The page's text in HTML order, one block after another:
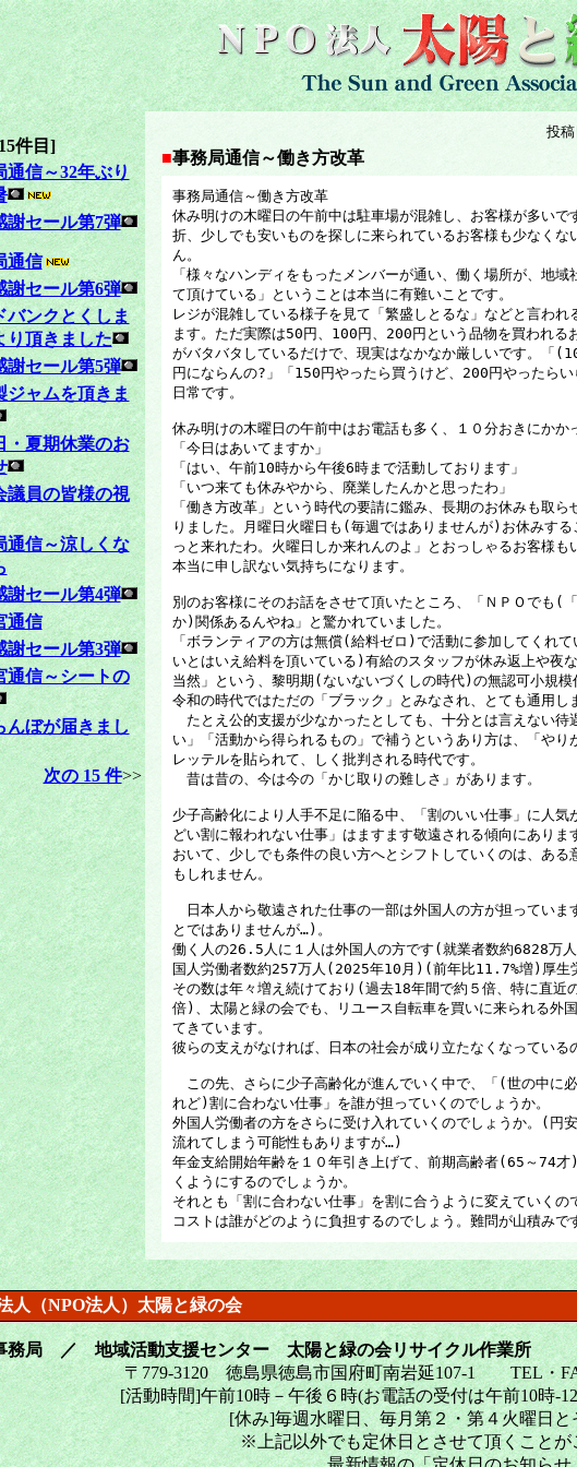
件目]
通信～32年ぶり
謝セール第7弾
通信
謝セール第6弾
バンクとくしま
り頂きました
謝セール第5弾
ジャムを頂きま
・夏期休業のお
議員の皆様の視
通信～涼しくな
謝セール第4弾
通信
謝セール第3弾
通信～シートの
んぼが届きまし
次の 15 件>>
投稿
■事務局通信～働き方改革
事務局通信～働き方改革
休み明けの木曜日の午前中は駐車場が混雑し、お客様が多いで
折、少しでも安いものを探しに来られているお客様も少なくな
ん。
「様々なハンディをもったメンバーが通い、働く場所が、地域
て頂けている」ということは本当に有難いことです。
レジが混雑している様子を見て「繁盛しとるな」などと言われ
ます。ただ実際は50円、100円、200円という品物を買われる
がバタバタしているだけで、現実はなかなか厳しいです。「
円にならんの?」「150円やったら買うけど、200円やったらい
日常です。
休み明けの木曜日の午前中はお電話も多く、１０分おきにかか
「今日はあいてますか」
「はい、午前10時から午後6時まで活動しております」
「いつ来ても休みやから、廃業したんかと思ったわ」
「働き方改革」という時代の要請に鑑み、長期のお休みも取ら
りました。月曜日火曜日も(毎週ではありませんが)お休みする
っと来れたわ。火曜日しか来れんのよ」とおっしゃるお客様も
本当に申し訳ない気持ちになります。
別のお客様にそのお話をさせて頂いたところ、「ＮＰＯでも(
か)関係あるんやね」と驚かれていました。
「ボランティアの方は無償(給料ゼロ)で活動に参加してくれ
いとはいえ給料を頂いている)有給のスタッフが休み返上や夜
当然」という、黎明期(ないないづくしの時代)の無認可小規模
令和の時代ではただの「ブラック」とみなされ、とても通用し
たとえ公的支援が少なかったとしても、十分とは言えない待
い」「活動から得られるもの」で補うというあり方は、「やり
レッテルを貼られて、しく批判される時代です。
昔は昔の、今は今の「かじ取りの難しさ」があります。
少子高齢化により人手不足に陥る中、「割のいい仕事」に人気
どい割に報われない仕事」はますます敬遠される傾向にありま
おいて、少しでも条件の良い方へとシフトしていくのは、ある
もしれません。
日本人から敬遠された仕事の一部は外国人の方が担っていま
とではありませんが…)。
働く人の26.5人に１人は外国人の方です(就業者数約6828万
国人労働者数約257万人(2025年10月)(前年比11.7%増)厚生
その数は年々増え続けており(過去18年間で約５倍、特に直近
倍)、太陽と緑の会でも、リユース自転車を買いに来られる外
てきています。
彼らの支えがなければ、日本の社会が成り立たなくなっている
この先、さらに少子高齢化が進んでいく中で、「(世の中に
れど)割に合わない仕事」を誰が担っていくのでしょうか。
外国人労働者の方をさらに受け入れていくのでしょうか。(円
流れてしまう可能性もありますが…)
年金支給開始年齢を１０年引き上げて、前期高齢者(65～74才
くようにするのでしょうか。
それとも「割に合わない仕事」を割に合うように変えていくの
コストは誰がどのように負担するのでしょう。難問が山積み
人（NPO法人）太陽と緑の会
務局 ／ 地域活動支援センター 太陽と緑の会リサイクル作業所
〒779-3120 徳島県徳島市国府町南岩延107-1 TEL・
[活動時間]午前10時－午後６時(お電話の受付は午前10時-
[休み]毎週水曜日、毎月第２・第４火曜日と
※上記以外でも定休日とさせて頂くことが